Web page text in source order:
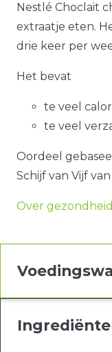
Nestlé Choclait
extraatje eten.
drie keer per
Het bevat
te veel
te veel
Oordeel
Schijf van Vijf
Over